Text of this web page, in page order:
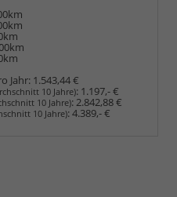
Jahr: 1.543,44 €
10 Jahre): 1.197,- €
10 Jahre):2.842,88 €
10 Jahre):4.389,- €